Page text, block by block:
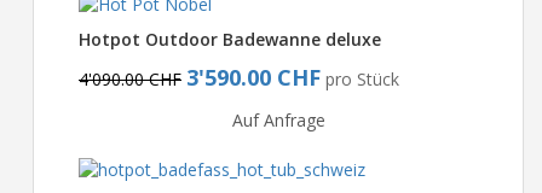
Hotpot Outdoor Badewanne deluxe
4'090.00 CHF 3'590.00 CHF pro Stück
Auf Anfrage